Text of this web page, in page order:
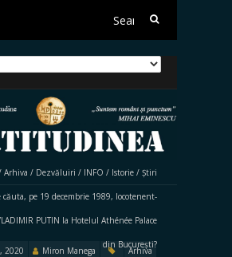
Search
Arhiva / Dezvăluiri / INFO / Istorie / Știri
căuta, pe 19 decembrie 1989, locotenent-
PUTIN la Hotelul Athénée Palace
din București?
2020 Miron Manega
Arhiva